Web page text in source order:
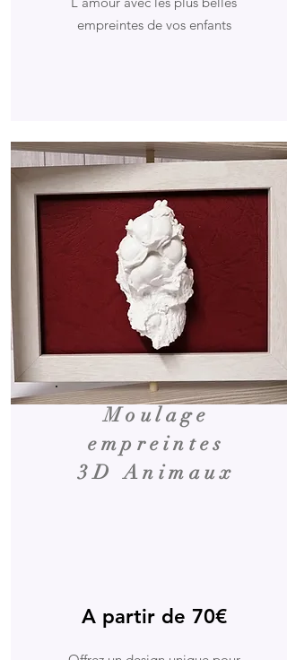
empreintes de vos enfants
Moulage
empreintes
3D Animaux
A partir de 70€